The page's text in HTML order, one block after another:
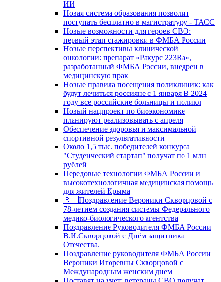
ИИ
Новая система образования позволит
поступать бесплатно в магистратуру - ТАСС
Новые возможности для героев СВО:
первый этап стажировки в ФМБА России
Новые перспективы клинической
онкологии: препарат «Ракурс 223Ra»,
разработанный ФМБА России, внедрен в
медицинскую прак
Новые правила посещения поликлиник: как
будут лечиться россияне с 1 января В 2024
году все российские больницы и поликл
Новый нацпроект по биоэкономике
планируют реализовывать с апреля
Обеспечение здоровья и максимальной
спортивной результативности
Около 1,5 тыс. победителей конкурса
"Студенческий стартап" получат по 1 млн
рублей
Передовые технологии ФМБА России и
высокотехнологичная медицинская помощь
для жителей Крыма
🇷🇺Поздравление Вероники Скворцовой с
78-летием создания системы Федерального
медико-биологического агентства
Поздравление Руководителя ФМБА России
В.И.Скворцовой с Днём защитника
Отечества.
Поздравление руководителя ФМБА России
Вероники Игоревны Скворцовой с
Международным женским днем
Поставят на учет: ветераны СВО получат